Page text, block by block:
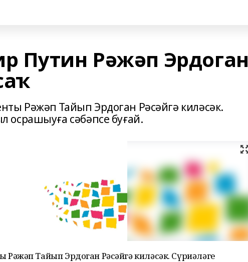
Путин Рәжәп Эрдоган
Рәжәп Тайып Эрдоган Рәсәйгә киләсәк.
осрашыуға сәбәпсе буғай.
Рәжәп Тайып Эрдоган Рәсәйгә киләсәк. Сүриәләге